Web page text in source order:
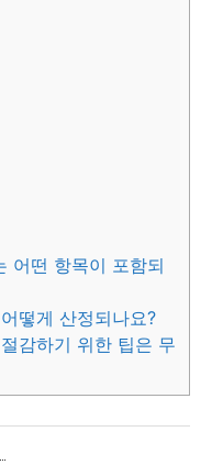
어떤 항목이 포함되
떻게 산정되나요?
감하기 위한 팁은 무